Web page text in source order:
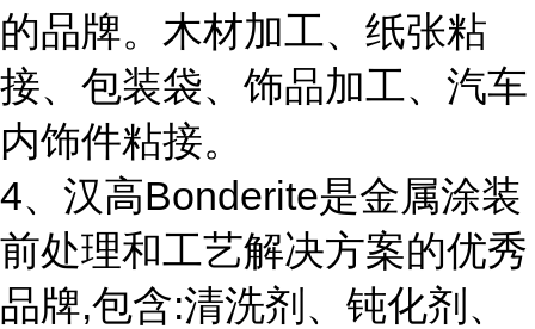
的品牌。木材加工、纸张粘
接、包装袋、饰品加工、汽车
内饰件粘接。
4、汉高Bonderite是金属涂装
前处理和工艺解决方案的优秀
品牌,包含:清洗剂、钝化剂、